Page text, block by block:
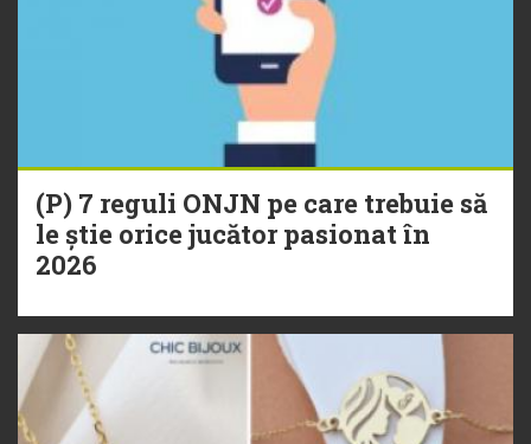
(P) 7 reguli ONJN pe care trebuie să
le știe orice jucător pasionat în
2026